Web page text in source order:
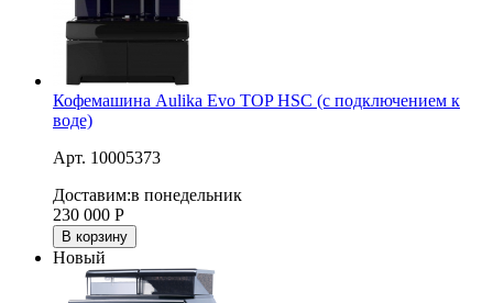
Кофемашина Aulika Evo TOP HSC (с подключением к
воде)
Арт. 10005373
Доставим:в понедельник
230 000 Р
В корзину
Новый